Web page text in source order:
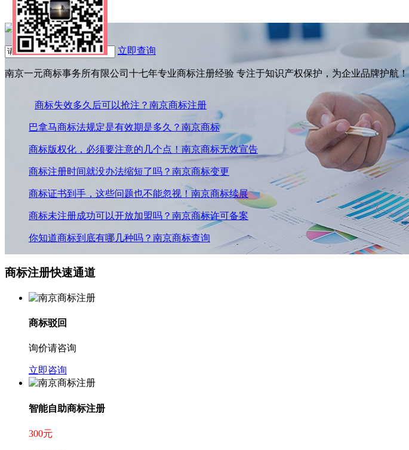
联系方式
立即查询
南京一元商标事务所有限公司 十七年专业商标注册经验 专注于知识产权保护，为企业品牌护航！
商标失效多久后可以抢注？南京商标注册
巴拿马商标法规定是有效期是多久？南京商标
商标版权化，必须要注意的几个点！南京商标无效宣告
商标注册时间就没办法缩短了吗？南京商标变更
商标证书到手，这些问题也不能忽视！南京商标续展
商标未注册成功可以开放加盟吗？南京商标许可备案
你知道商标到底有哪几种吗？南京商标查询
商标注册快速通道
商标驳回
询价请咨询
立即咨询
智能自助商标注册
300元